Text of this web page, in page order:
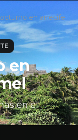
en arrecife
en
en el